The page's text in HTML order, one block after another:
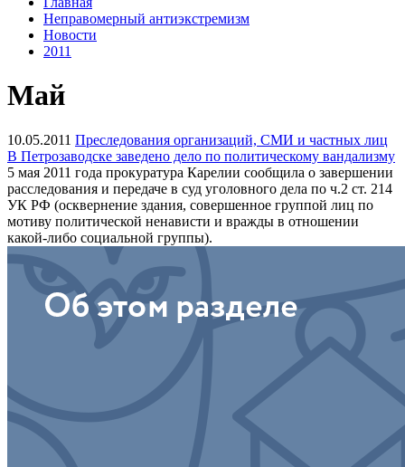
Неправомерный антиэкстремизм
Новости
2011
Май
10.05.2011 Преследования организаций, СМИ и частных лиц
В Петрозаводске заведено дело по политическому вандализму
5 мая 2011 года прокуратура Карелии сообщила о завершении
расследования и передаче в суд уголовного дела по ч.2 ст. 214
УК РФ (осквернение здания, совершенное группой лиц по
мотиву политической ненависти и вражды в отношении
какой-либо социальной группы).